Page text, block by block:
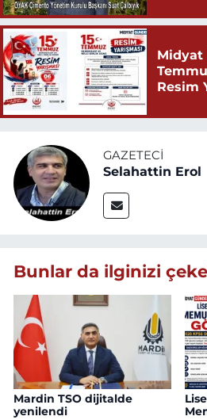
Midyat
Resim
GAZETECI
Selahattin Erol
Bunlar da ilginizi
Mardin TSO dijitalde
yenilendi